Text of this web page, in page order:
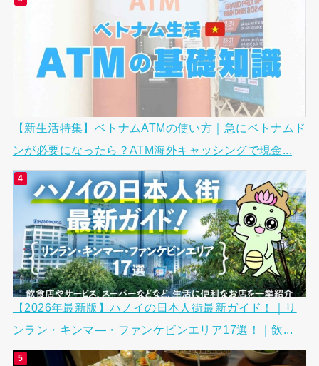
【新生活特集】ベトナムATMの使い方｜急にベトナムド
ンが必要になったら？ATM海外キャッシングで現金...
【2026年最新版】ハノイの日本人街最新ガイド！｜リ
ンラン・キンマ―・ファンケビンエリア17選！｜飲...